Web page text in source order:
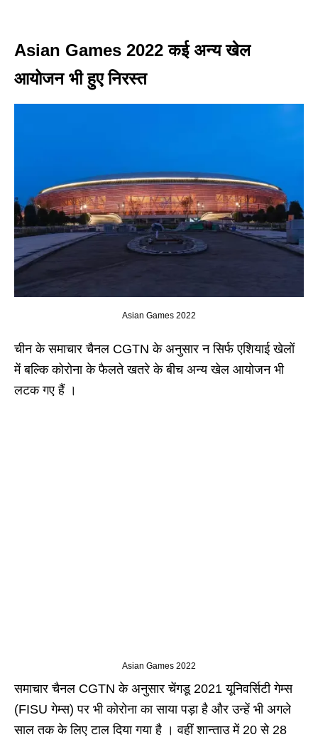
Asian Games 2022 कई अन्य खेल
आयोजन भी हुए निरस्त
Asian Games 2022
चीन के समाचार चैनल CGTN के अनुसार न सिर्फ एशियाई खेलों
में बल्कि कोरोना के फैलते खतरे के बीच अन्य खेल आयोजन भी
लटक गए हैं ।
Asian Games 2022
समाचार चैनल CGTN के अनुसार चेंगडू 2021 यूनिवर्सिटी गेम्स
(FISU गेम्स) पर भी कोरोना का साया पड़ा है और उन्हें भी अगले
साल तक के लिए टाल दिया गया है । वहीं शान्ताउ में 20 से 28